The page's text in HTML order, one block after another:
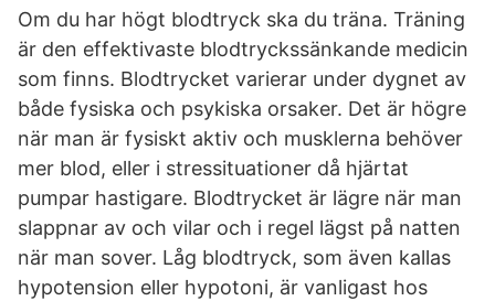
Om du har högt blodtryck ska du träna. Träning
är den effektivaste blodtryckssänkande medicin
som finns. Blodtrycket varierar under dygnet av
både fysiska och psykiska orsaker. Det är högre
när man är fysiskt aktiv och musklerna behöver
mer blod, eller i stressituationer då hjärtat
pumpar hastigare. Blodtrycket är lägre när man
slappnar av och vilar och i regel lägst på natten
när man sover. Låg blodtryck, som även kallas
hypotension eller hypotoni, är vanligast hos